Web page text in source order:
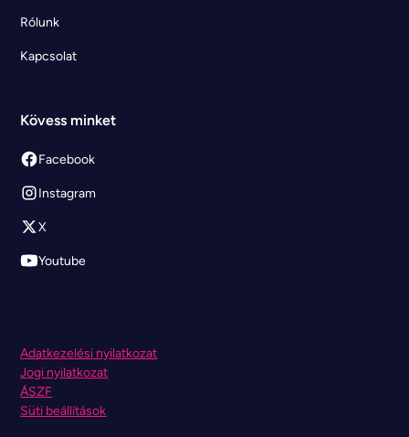
Rólunk
Kapcsolat
Kövess minket
Facebook
Instagram
X
Youtube
Adatkezelési nyilatkozat
Jogi nyilatkozat
ÁSZF
Süti beállítások